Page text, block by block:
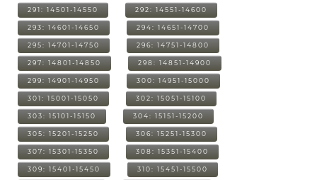
291: 14501-14550 292: 14551-14600
293: 14601-14650 294: 14651-14700
295: 14701-14750 296: 14751-14800
297: 14801-14850 298: 14851-14900
299: 14901-14950 300: 14951-15000
301: 15001-15050 302: 15051-15100
303: 15101-15150 304: 15151-15200
305: 15201-15250 306: 15251-15300
307: 15301-15350 308: 15351-15400
309: 15401-15450 310: 15451-15500